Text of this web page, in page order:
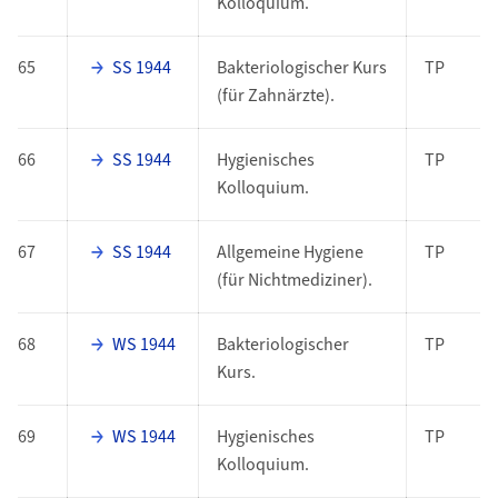
65 SS 1944
Bakteriologischer Kurs
(für Zahnärzte).
TP
66 SS 1944
Hygienisches
Kolloquium.
TP
67 SS 1944
Allgemeine Hygiene
(für Nichtmediziner).
TP
68 WS 1944
Bakteriologischer
Kurs.
TP
69 WS 1944
Hygienisches
Kolloquium.
TP